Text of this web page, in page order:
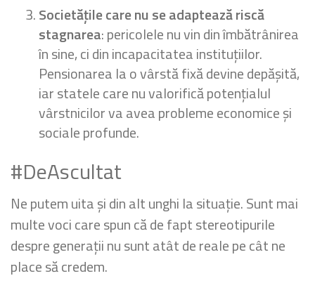
Societățile care nu se adaptează riscă
stagnarea: pericolele nu vin din îmbătrânirea
în sine, ci din incapacitatea instituțiilor.
Pensionarea la o vârstă fixă devine depășită,
iar statele care nu valorifică potențialul
vârstnicilor va avea probleme economice și
sociale profunde.
#DeAscultat
Ne putem uita și din alt unghi la situație. Sunt mai
multe voci care spun că de fapt stereotipurile
despre generații nu sunt atât de reale pe cât ne
place să credem.